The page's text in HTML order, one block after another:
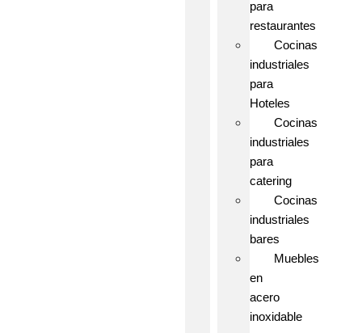
para
restaurantes
Cocinas
industriales
para
Hoteles
Cocinas
industriales
para
catering
Cocinas
industriales
bares
Muebles
en
acero
inoxidable